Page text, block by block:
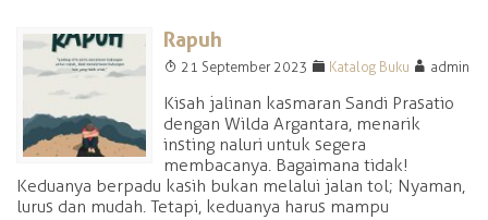
Rapuh
T 21 September 2023 F Katalog Buku A admin
Kisah jalinan kasmaran Sandi Prasatio
dengan Wilda Argantara, menarik
insting naluri untuk segera
membacanya. Bagaimana tidak!
Keduanya berpadu kasih bukan melalui jalan tol; Nyaman,
lurus dan mudah. Tetapi, keduanya harus mampu